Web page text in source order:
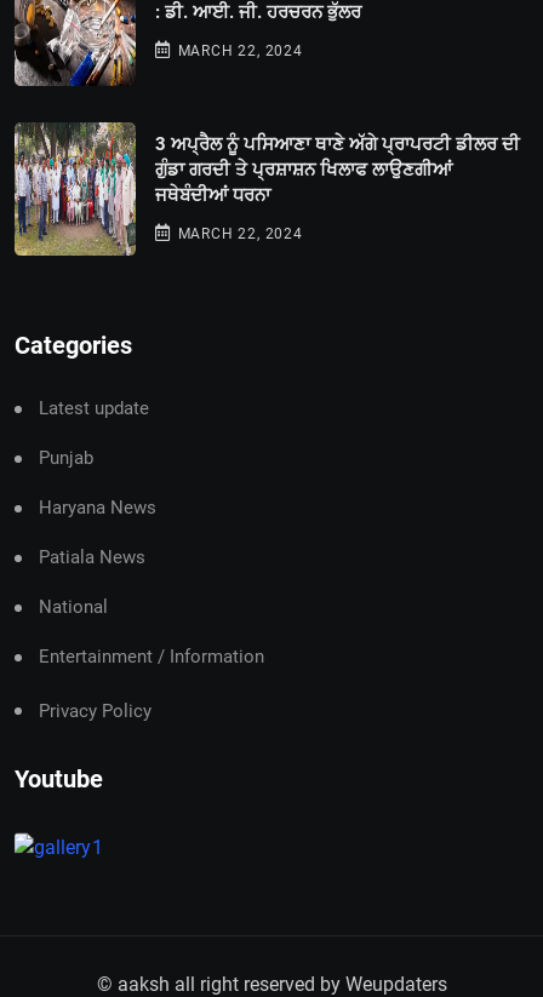
: ਡੀ. ਆਈ. ਜੀ. ਹਰਚਰਨ ਭੁੱਲਰ
MARCH 22, 2024
3 ਅਪ੍ਰੈਲ ਨੂੰ ਪਸਿਆਣਾ ਥਾਣੇ ਅੱਗੇ ਪ੍ਰਾਪਰਟੀ ਡੀਲਰ ਦੀ
ਗੁੰਡਾ ਗਰਦੀ ਤੇ ਪ੍ਰਸ਼ਾਸ਼ਨ ਖਿਲਾਫ ਲਾਉਣਗੀਆਂ
ਜਥੇਬੰਦੀਆਂ ਧਰਨਾ
MARCH 22, 2024
Categories
Latest update
Punjab
Haryana News
Patiala News
National
Entertainment / Information
Privacy Policy
Youtube
© aaksh all right reserved by Weupdaters